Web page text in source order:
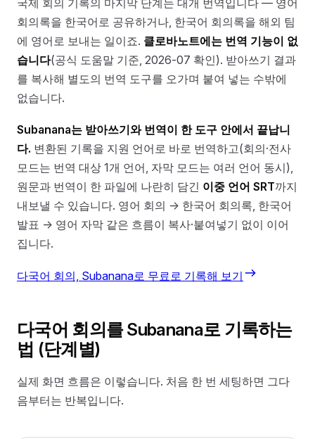
회의록을 한국어로 공유하거나, 한국어 회의록을 해외 팀
에 영어로 보내는 일이죠. 클로바노트에는 번역 기능이 없
습니다(공식 도움말 기준, 2026-07 확인). 받아쓰기 결과
를 복사해 별도의 번역 도구를 오가며 붙여 넣는 수밖에
없습니다.
Subanana는 받아쓰기와 번역이 한 도구 안에서 끝납니
다. 변환된 기록을 지원 언어로 바로 번역하고(회의·전사
모드는 번역 대상 1개 언어, 자막 모드는 여러 언어 동시),
원문과 번역이 한 파일에 나란히 담긴 이중 언어 SRT까지
내보낼 수 있습니다. 영어 회의 → 한국어 회의록, 한국어
발표 → 영어 자막 같은 흐름이 복사·붙여넣기 없이 이어
집니다.
다국어 회의, Subanana로 무료로 기록해 보기
다국어 회의를 Subanana로 기록하는
법 (단계별)
실제 화면 흐름은 이렇습니다. 처음 한 번 세팅하면 그다
음부터는 반복입니다.